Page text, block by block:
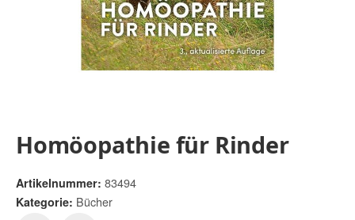
Homöopathie für Rinder
Artikelnummer: 83494
Kategorie: Bücher